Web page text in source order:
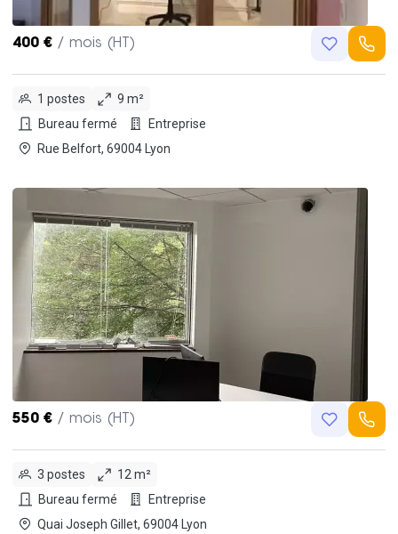
400 € / mois (HT)
1 postes
9 m²
Bureau fermé
Entreprise
Rue Belfort, 69004 Lyon
550 € / mois (HT)
3 postes
12 m²
Bureau fermé
Entreprise
Quai Joseph Gillet, 69004 Lyon